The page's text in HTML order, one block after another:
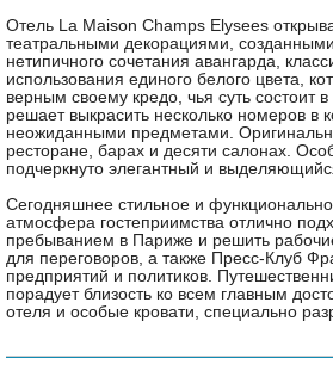
Отель La Maison Champs Elysees
театральными декорациями,
нетипичного сочетания авангарда,
использования единого белого цвета,
верным своему кредо, чья суть состоит
решает выкрасить несколько номеров в
неожиданными предметами.
ресторане, барах и десяти салонах.
подчеркнуто элегантный и
Сегодняшнее стильное и
атмосфера гостеприимства отлично
пребыванием в Париже и решить
для переговоров, а также Пресс-Клуб
предприятий и политиков.
порадует близость ко всем главным
отеля и особые кровати, специально